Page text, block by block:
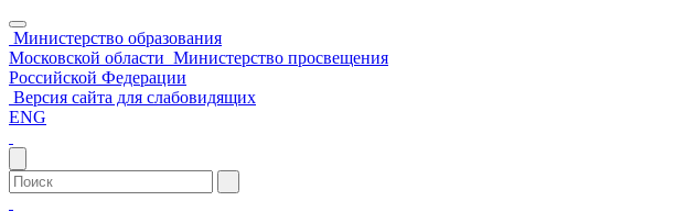
Министерство образования
Московской области Министерство просвещения
Российской Федерации
Версия сайта для слабовидящих
ENG